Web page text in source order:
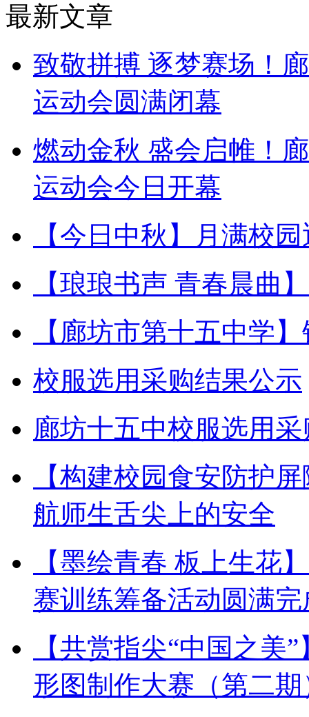
最新文章
致敬拼搏 逐梦赛场！
运动会圆满闭幕
燃动金秋 盛会启帷！
运动会今日开幕
【今日中秋】月满校
【琅琅书声 青春晨曲
【廊坊市第十五中学
校服选用采购结果公示
廊坊十五中校服选用
【构建校园食安防护
航师生舌尖上的安全
【墨绘青春 板上生花
赛训练筹备活动圆满完
【共赏指尖“中国之美
形图制作大赛（第二期